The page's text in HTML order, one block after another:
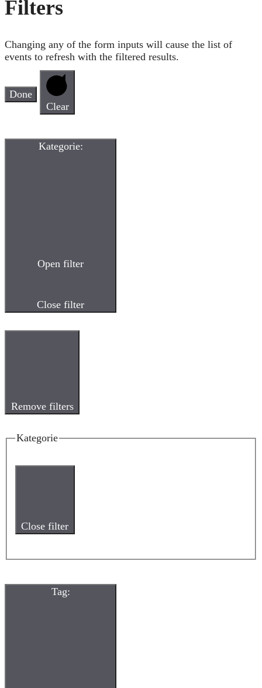
Filters
Changing any of the form inputs will cause the list of
events to refresh with the filtered results.
Done
Clear
Kategorie:
Open filter
Close filter
Remove filters
Kategorie
Close filter
Tag: